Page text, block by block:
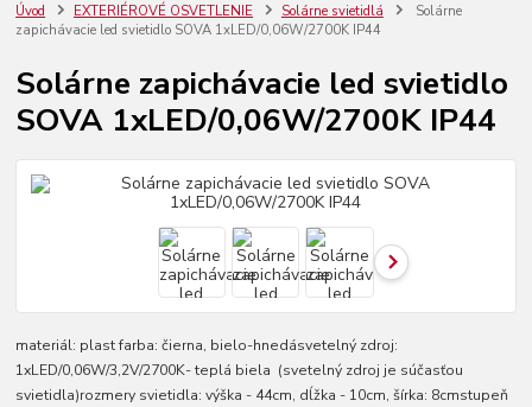
Úvod EXTERIÉROVÉ OSVETLENIE Solárne svietidlá
Solárne
zapichávacie led svietidlo SOVA 1xLED/0,06W/2700K IP44
Solárne zapichávacie led svietidlo
SOVA 1xLED/0,06W/2700K IP44
materiál: plast farba: čierna, bielo-hnedásvetelný zdroj:
1xLED/0,06W/3,2V/2700K- teplá biela (svetelný zdroj je súčasťou
svietidla)rozmery svietidla: výška - 44cm, dĺžka - 10cm, šírka: 8cmstupeň